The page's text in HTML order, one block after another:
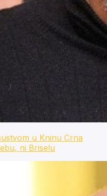
u Kninu Crna
ni Briselu